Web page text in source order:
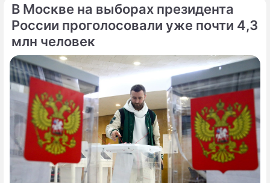
В Москве на выборах президента
России проголосовали уже почти 4,3
млн человек